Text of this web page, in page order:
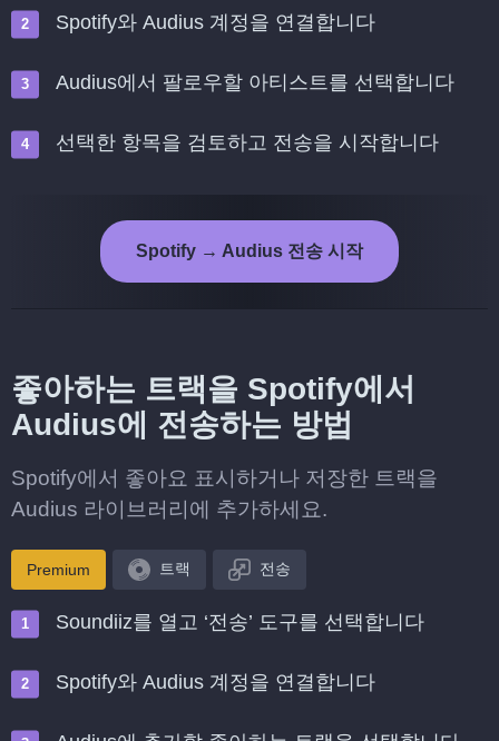
Spotify와 Audius 계정을 연결합니다
Audius에서 팔로우할 아티스트를 선택합니다
선택한 항목을 검토하고 전송을 시작합니다
Spotify → Audius 전송 시작
좋아하는 트랙을 Spotify에서
Audius에 전송하는 방법
Spotify에서 좋아요 표시하거나 저장한 트랙을
Audius 라이브러리에 추가하세요.
Premium 트랙 전송
Soundiiz를 열고 ‘전송’ 도구를 선택합니다
Spotify와 Audius 계정을 연결합니다